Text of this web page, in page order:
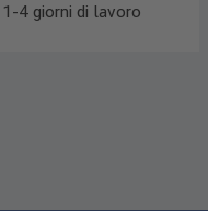
4 giorni di lavoro